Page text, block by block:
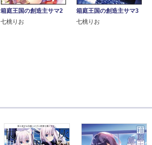
箱庭王国の創造主サマ2
七桃りお
箱庭王国の創造主サマ3
七桃りお